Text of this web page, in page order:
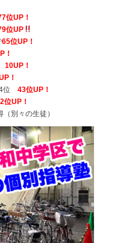
位UP！
位UP
65位UP！
！
10UP！
！
位 43位UP！
位UP！
々の生徒）